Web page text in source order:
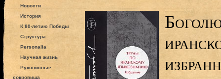
Новости
История
К 80-летию Победы
Структура
Personalia
Научная жизнь
Рукописные
сокровища